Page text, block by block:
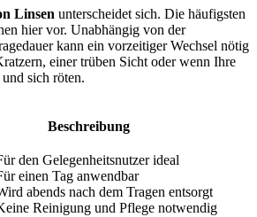
Linsen unterscheidet sich. Die häufigsten
hier vor. Unabhängig von der
kann ein vorzeitiger Wechsel nötig
einer trüben Sicht oder wenn Ihre
sich röten.
Beschreibung
den Gelegenheitsnutzer ideal
einen Tag anwendbar
abends nach dem Tragen entsorgt
Reinigung und Pflege notwendig